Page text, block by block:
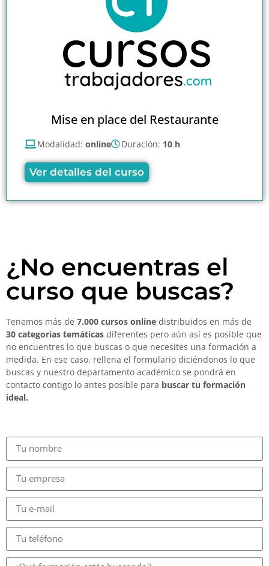
Mise en place del Restaurante
Modalidad: online Duración: 10 h
Ver detalles del curso
¿No encuentras el
curso que buscas?
Tenemos más de 7.000 cursos online distribuidos en más de
30 categorías temáticas diferentes pero aún así es posible que
no encuentres lo que buscas o que necesites una formación a
medida. En ese caso, rellena el formulario diciéndonos lo que
buscas y nuestro departamento académico se pondrá en
contacto contigo lo antes posible para buscar tu formación
ideal.